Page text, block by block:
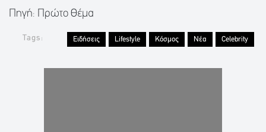
Πηγή: Πρώτο Θέμα
Tags: Ειδήσεις Lifestyle Κόσμος Νέα Celebrity